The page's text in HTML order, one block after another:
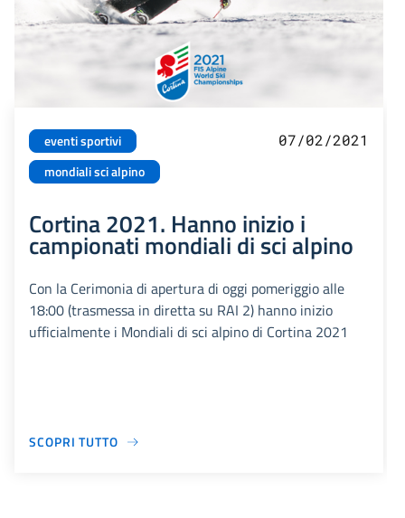
eventi sportivi
mondiali sci alpino
07/02/2021
Cortina 2021. Hanno inizio i
campionati mondiali di sci alpino
Con la Cerimonia di apertura di oggi pomeriggio alle
18:00 (trasmessa in diretta su RAI 2) hanno inizio
ufficialmente i Mondiali di sci alpino di Cortina 2021
SCOPRI TUTTO